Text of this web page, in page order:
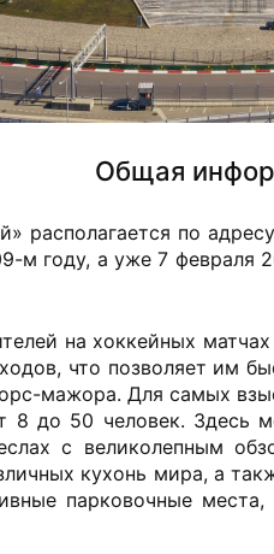
Общая
располагается по
м году, а уже 7 февраля
на хоккейных
что позволяет им
мажора. Для самых
до 50 человек. Здесь
с великолепным
кухонь мира, а
парковочные